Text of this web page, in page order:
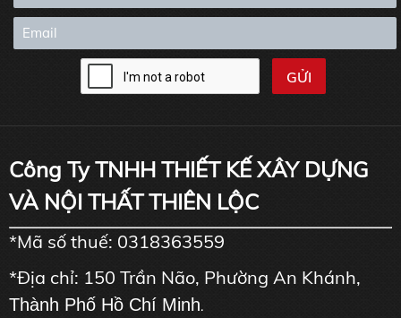
Công Ty TNHH THIẾT KẾ XÂY DỰNG
VÀ NỘI THẤT THIÊN LỘC
*Mã số thuế: 0318363559
*Địa chỉ: 150 Trần Não, Phường An Khánh,
Thành Phố Hồ Chí Minh.